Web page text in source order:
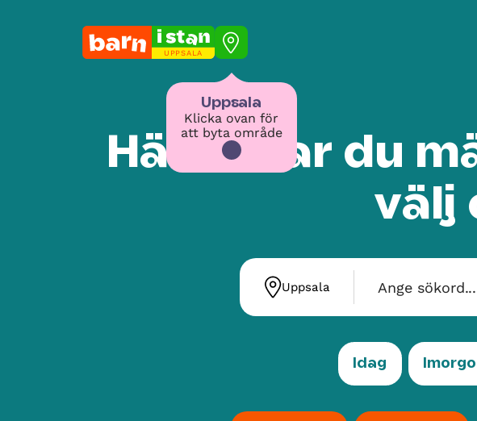
UPPSALA
Uppsala
Klicka ovan för
att byta område
Här hittar du
välj
Uppsala
Idag